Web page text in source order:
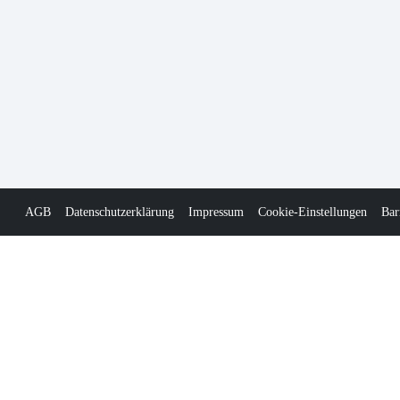
AGB Datenschutzerklärung Impressum Cookie-Einstellungen